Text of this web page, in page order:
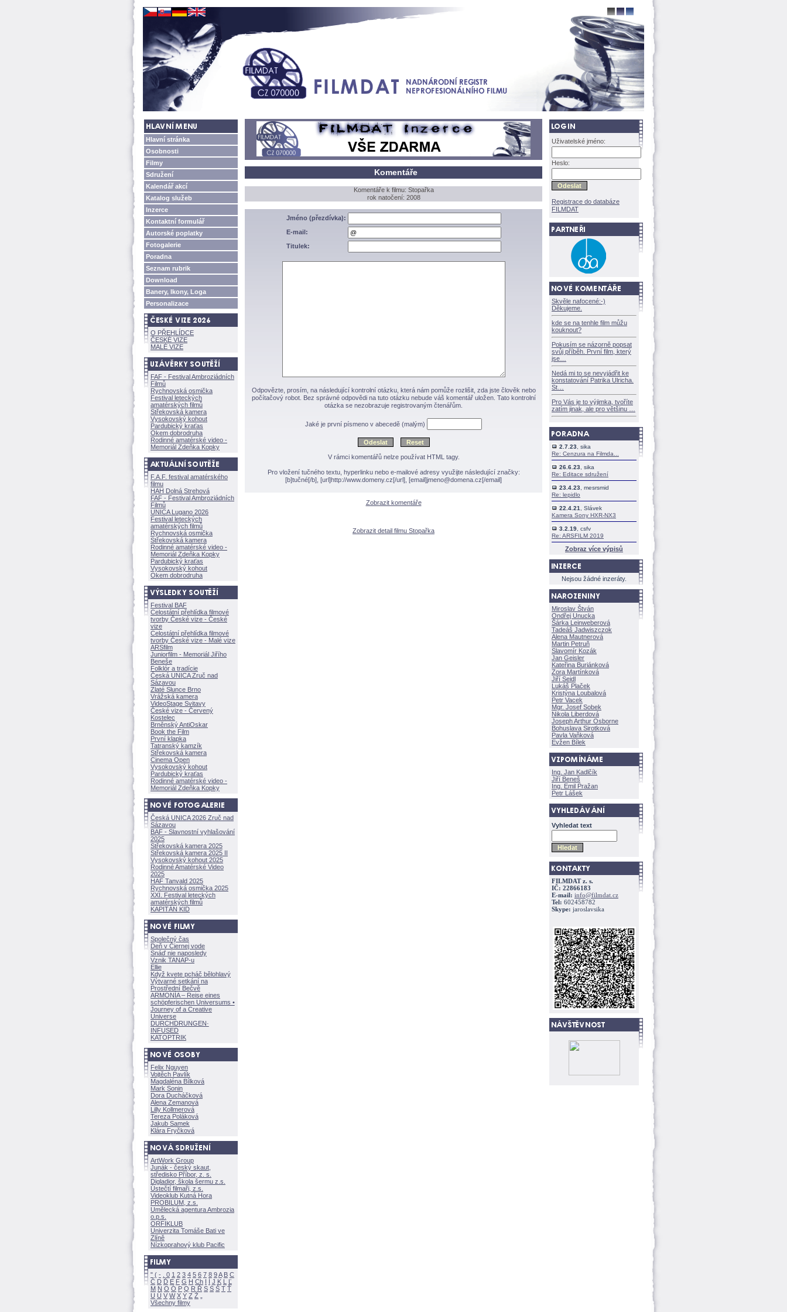
Hlavní stránka
Osobnosti
Filmy
Sdružení
Kalendář akcí
Katalog služeb
Inzerce
Kontaktní formulář
Autorské poplatky
Fotogalerie
Poradna
Seznam rubrik
Download
Banery, Ikony, Loga
Personalizace
O PŘEHLÍDCE
ČESKÉ VIZE
MALÉ VIZE
FAF - Festival Ambroziádních
Filmů
Rychnovská osmička
Festival leteckých
amatérských filmů
Střekovská kamera
Vysokovský kohout
Pardubický kraťas
Okem dobrodruha
Rodinné amatérské video -
Memoriál Zdeňka Kopky
F.A.F. festival amatérského
filmu
HAH Dolná Strehov
FAF - Festival Ambroziádních
Filmů
UNICA Lugano 2026
Festival leteckých
amatérských filmů
Rychnovská osmička
Střekovská kamera
Rodinné amatérské video -
Memoriál Zdeňka Kopky
Pardubický kraťas
Vysokovský kohout
Okem dobrodruha
Festival BAF
Celostátní přehlídka filmové
tvorby České vize - České
vize
Celostátní přehlídka filmové
tvorby České vize - Malé vize
ARSfilm
Juniorfilm - Memoriál Jiřího
Beneše
Folklór a tradície
Česká UNICA Zruč nad
Sázavou
Zlaté Slunce Brno
Vrážská kamera
VideoStage Svitavy
České vize - Červený
Kostelec
Brněnský AntiOskar
Book the Film
První klapka
Tatranský kamzík
Střekovská kamera
Cinema Open
Vysokovský kohout
Pardubický kraťas
Rodinné amatérské video -
Memoriál Zdeňka Kopky
Česká UNICA 2026 Zruč nad
Sázavou
BAF - Slavnostní vyhlašování
2025
Střekovská kamera 2025
Střekovská kamera 2025 II
Vysokovský kohout 2025
Rodinné Amatérské Video
2025
HAF Tanvald 2025
Rychnovská osmička 2025
XXI. Festival leteckých
amatérských filmů
KAPITÁN KID
Společný čas
Deň v Čiernej vode
Snáď nie naposledy
Vznik TANAP-u
Ellie
Když kvete pcháč bělohlavý
Výtvarné setkání na
Prostřední Bečvě
ARMONÍA – Reise eines
schöpferischen Universums •
Journey of a Creative
Universe
DURCHDRUNGEN·
INFUSED
KATOPTRIK
Felix Nguyen
Vojtěch Pavlík
Magdaléna Bílkov
Mark Sonin
Dora Ducháčkov
Alena Zemanov
Lilly Kollmerov
Tereza Polákov
Jakub Samek
Klára Fryčkov
ArtWork Group
Junák - český skaut,
středisko Příbor, z. s.
Digladior, škola šermu z.s.
Ústečtí filmaři, z.s.
Videoklub Kutná Hora
PROBILUM, z.s.
Umělecká agentura Ambrozia
o.p.s.
ORFIKLUB
Univerzita Tomáše Bati ve
Zlíně
Nízkoprahový klub Pacific
" ( - 0 1 2 3 4 5 6 7 8 9A B C
Č D Ď E F G H Ch I Í J K L
Ľ
M N O Ó P Q R Ř S Ś T Ť
U Ú V W X Y Z
Všechny filmy
Komentáře
Komentáře k filmu: Stopařka
rok natočení: 2008
Jméno (přezdívka):
E-mail:
Titulek:
Odpovězte, prosím, na následující kontrolní otázku, která nám pomůže rozlišit, zda jste člověk nebo
počítačový robot. Bez správné odpovědi na tuto otázku nebude váš komentář uložen. Tato kontrolní
otázka se nezobrazuje registrovaným čtenářům.
Jaké je první písmeno v abecedě (malým)
V rámci komentářů nelze používat HTML tagy.
Pro vložení tučného textu, hyperlinku nebo e-mailové adresy využijte následující značky:
[b]tučné[/b], [url]http://www.domeny.cz[/url], [email]jmeno@domena.cz[/email]
Zobrazit komentáře
Zobrazit detail filmu Stopařka
Uživatelské jméno:
Heslo:
Registrace do databáze
FILMDAT
Skvěle nafocené:-)
Děkujeme.
kde se na tenhle film můžu
kouknout?
Pokusím se názorně popsat
svůj příběh. První film, který
jse
Nedá mi to se nevyjádřit ke
konstatování Patrika Ulricha.
St
Pro Vás je to výjimka, tvoříte
zatím jinak, ale pro většinu
2.7.23 , sika
Re: Cenzura na Filmda...
26.6.23 , sika
Re: Editace sdružení
23.4.23 , mesrsmid
Re: lepidlo
22.4.21
, Slávek
Kamera Sony HXR-NX3
3.2.19 , csfv
Re: ARSFILM 2019
Zobraz více výpisů
Nejsou žádné inzeráty.
Miroslav Štván
Ondřej Unucka
rka Leinweberov
Tadeáš Jadwiszczok
Alena Mautnerov
Martin Petruň
Slavomír Kozák
Jan Geisler
Kateřina Buriánkov
Zora Martínkov
Jiří Seidl
Lukáš Plaček
Kristýna Loubalov
Petr Vacek
Mgr. Josef Sobek
Nikola Liberdov
Joseph Arthur Osborne
Bohuslava Sirotkov
Pavla Vaňkov
Evžen Bílek
Ing. Jan Kadlčík
Jiří Bene
Ing. Emil Pražan
Petr Lášek
Vyhledat text
FILMDAT z. s.
IČ: 22866183
E-mail: info@filmdat.cz
Tel: 602458782
Skype: jaroslavsika